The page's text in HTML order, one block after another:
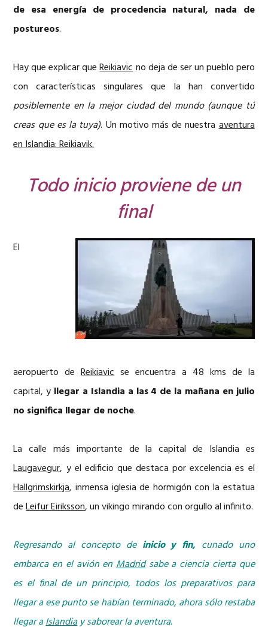
de esa energía de procedencia natural, nada de
postureos.
Hay que explicar queReikiavicno deja de ser un pueblo pero
con características singulares que la han convertido
posiblemente en la mejor ciudad del mundo (aunque tú
creas que es la tuya). Un motivo más de nuestraaventura
en Islandia: Reikiavik.
Todo inicio proviene de un
final
El
aeropuerto deReikiavicse encuentra a 48 kms de la
capital, y llegar a Islandia a las 4 de la mañana en julio
no significa llegar de noche.
La calle más importante de la capital de Islandia es
Laugavegur, y el edificio que destaca por excelencia es el
Hallgrimskirkja, inmensa iglesia de hormigón con la estatua
deLeifur Eiriksson, un vikingo mirando con orgullo al infinito.
Regresando al concepto de inicio y fin, cunado uno
embarca en el avión en Madridsabe a ciencia cierta que
es el final de un principio, todos los preparativos para
llegar a ese punto se habían terminado, ahora sólo restaba
llegar aIslandiay saborear la aventura.